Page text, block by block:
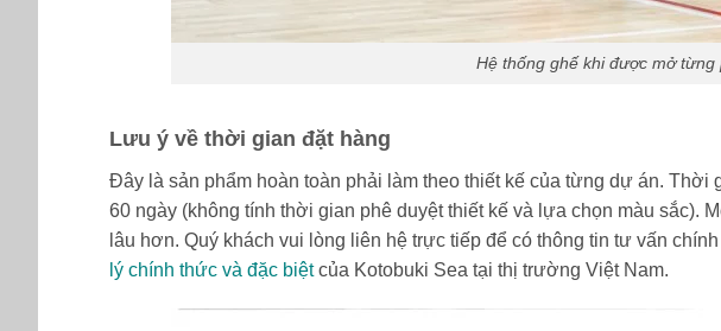
Hệ thống ghế khi được mở từng
Lưu ý về thời gian đặt hàng
Đây là sản phẩm hoàn toàn phải làm theo thiết kế của từng dự án.
60 ngày (không tính thời gian phê duyệt thiết kế và lựa chọn màu sắc).
lâu hơn. Quý khách vui lòng liên hệ trực tiếp để có thông tin tư vấn
lý chính thức và đặc biệtcủa Kotobuki Sea tại thị trường Việt Nam.